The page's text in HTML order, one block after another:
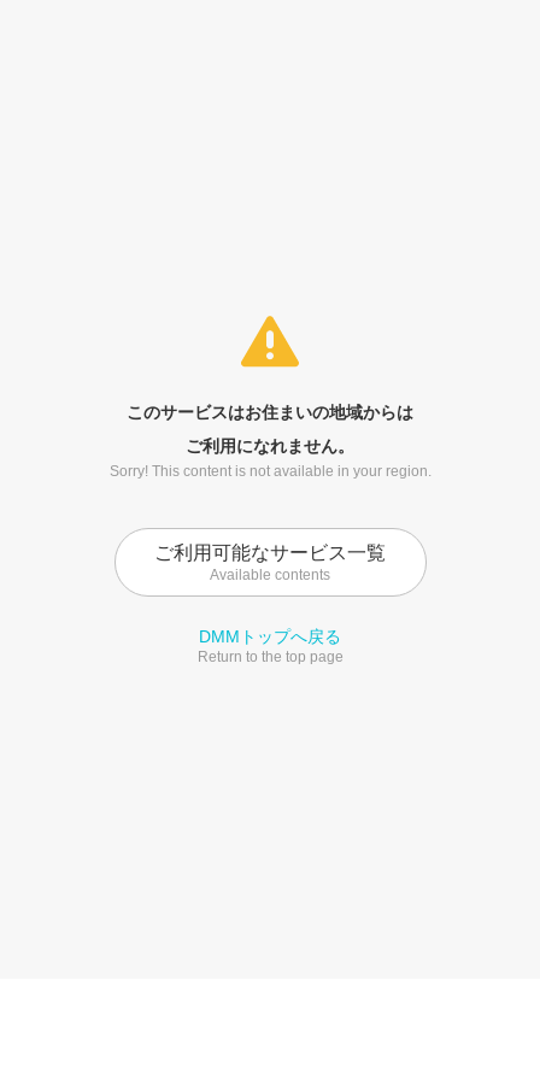
このサービスはお住まいの地域からは
ご利用になれません。
Sorry! This content is not available in your region.
ご利用可能なサービス一覧
Available contents
DMMトップへ戻る
Return to the top page